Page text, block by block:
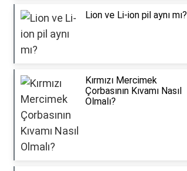
Lion ve Li-ion pil aynı mı?
Kırmızı Mercimek
Çorbasının Kıvamı Nasıl
Olmalı?